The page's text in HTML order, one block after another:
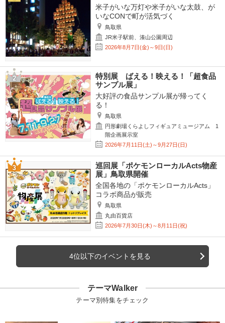
米子がいな万灯や米子がいな太鼓、が
いなCONで町が活気づく
鳥取県
JR米子駅前、湊山公園周辺
2026年8月7日(金)～9日(日)
特別展 ばえる！映える！「超食品
サンプル展」
大好評の食品サンプル展が帰ってく
る！
鳥取県
円形劇場くらよしフィギュアミュージアム 1
階企画展示室
2026年7月11日(土)～9月27日(日)
巡回展「ポケモンローカルActs物産
展」鳥取県開催
全国各地の「ポケモンローカルActs」
コラボ商品が販売
鳥取県
丸由百貨店
2026年7月30日(木)～8月11日(祝)
4位以下のイベントを見る
テーマWalker
テーマ別特集をチェック